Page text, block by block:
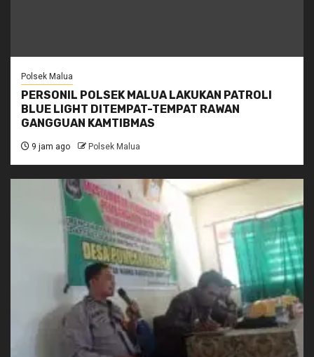
Polsek Malua
PERSONIL POLSEK MALUA LAKUKAN PATROLI
BLUE LIGHT DITEMPAT-TEMPAT RAWAN
GANGGUAN KAMTIBMAS
9 jam ago Polsek Malua